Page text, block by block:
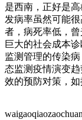
是西南，正好是
发病率虽然可能
者，病死率低，
巨大的社会成本
监测管理的传染
态监测疫情演变
效的预防对策，如